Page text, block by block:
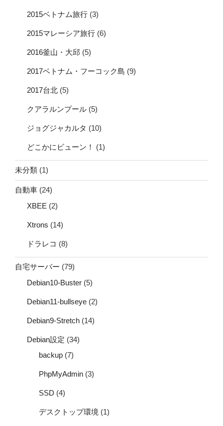
2015ベトナム旅行 (3)
2015マレーシア旅行 (6)
2016釜山・大邱 (5)
2017ベトナム・フーコック島 (9)
2017台北 (5)
クアラルンプール (5)
ジョグジャカルタ (10)
どこかにビューン！ (1)
未分類 (1)
自動車 (24)
XBEE (2)
Xtrons (14)
ドラレコ (8)
自宅サーバー (79)
Debian10-Buster (5)
Debian11-bullseye (2)
Debian9-Stretch (14)
Debian設定 (34)
backup (7)
PhpMyAdmin (3)
SSD (4)
デスクトップ環境 (1)